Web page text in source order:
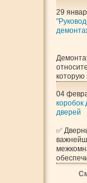
29
04
коробок
дверей
✅